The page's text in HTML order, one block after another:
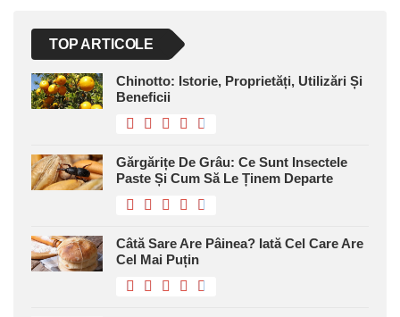
TOP ARTICOLE
Chinotto: Istorie, Proprietăți, Utilizări Și
Beneficii
Gărgărițe De Grâu: Ce Sunt Insectele
Paste Și Cum Să Le Ținem Departe
Câtă Sare Are Pâinea? Iată Cel Care Are
Cel Mai Puțin